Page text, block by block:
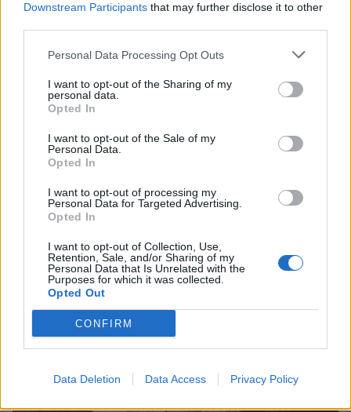
Downstream Participants that may further disclose it to other
Personal Data Processing Opt Outs
I want to opt-out of the Sharing of my
personal data.
Opted In
I want to opt-out of the Sale of my
Personal Data.
Opted In
I want to opt-out of processing my
Personal Data for Targeted Advertising.
Opted In
I want to opt-out of Collection, Use,
Retention, Sale, and/or Sharing of my
Personal Data that Is Unrelated with the
Purposes for which it was collected.
Opted Out
CONFIRM
Data Deletion Data Access Privacy Policy
Γιώργος Λιάγκας: Ο καλοκαιρινός
απολογισμός και το αισιόδοξο μήνυμα
CELEBRITIES